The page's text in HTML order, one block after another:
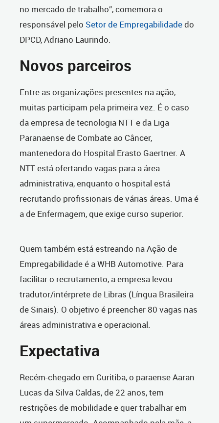
no mercado de trabalho”, comemora o
responsável pelo Setor de Empregabilidadedo
DPCD, Adriano Laurindo.
Novos parceiros
Entre as organizações presentes na ação,
muitas participam pela primeira vez. É o caso
da empresa de tecnologia NTT e da Liga
Paranaense de Combate ao Câncer,
mantenedora do Hospital Erasto Gaertner. A
NTT está ofertando vagas para a área
administrativa, enquanto o hospital está
recrutando profissionais de várias áreas. Uma é
a de Enfermagem, que exige curso superior.
Quem também está estreando na Ação de
Empregabilidade é a WHB Automotive. Para
facilitar o recrutamento, a empresa levou
tradutor/intérprete de Libras (Língua Brasileira
de Sinais). O objetivo é preencher 80 vagas nas
áreas administrativa e operacional.
Expectativa
Recém-chegado em Curitiba, o paraense Aaran
Lucas da Silva Caldas, de 22 anos, tem
restrições de mobilidade e quer trabalhar em